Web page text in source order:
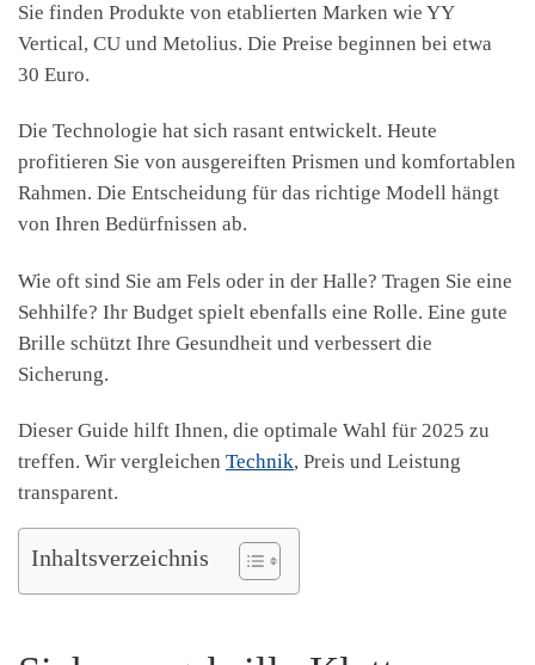
Sie finden Produkte von etablierten Marken wie YY
Vertical, CU und Metolius. Die Preise beginnen bei etwa
30 Euro.
Die Technologie hat sich rasant entwickelt. Heute
profitieren Sie von ausgereiften Prismen und komfortablen
Rahmen. Die Entscheidung für das richtige Modell hängt
von Ihren Bedürfnissen ab.
Wie oft sind Sie am Fels oder in der Halle? Tragen Sie eine
Sehhilfe? Ihr Budget spielt ebenfalls eine Rolle. Eine gute
Brille schützt Ihre Gesundheit und verbessert die
Sicherung.
Dieser Guide hilft Ihnen, die optimale Wahl für 2025 zu
treffen. Wir vergleichen Technik, Preis und Leistung
transparent.
Inhaltsverzeichnis